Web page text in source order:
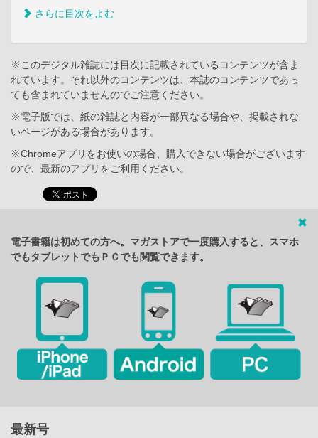
さらに目次をよむ
※このデジタル雑誌には目次に記載されているコンテンツが含ま
れています。それ以外のコンテンツは、本誌のコンテンツであっ
ても含まれていませんのでご注意ください。
※電子版では、紙の雑誌と内容が一部異なる場合や、掲載されな
いページがある場合があります。
※Chromeアプリをお使いの場合、購入できない場合がございます
ので、最新のアプリをご利用ください。
電子書籍は初めての方へ。マガストアで一度購入すると、スマホ
でもタブレットでもＰＣでも閲覧できます。
最新号